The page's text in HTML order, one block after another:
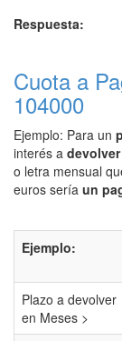
Respuesta:
Cuota a
104000
Ejemplo: Para un
interés a
o letra mensual
euros sería un
Ejemplo:
Plazo a devolver
en Meses >